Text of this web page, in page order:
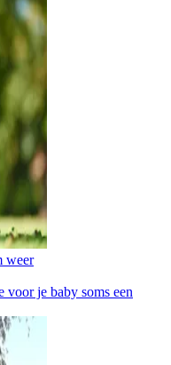
weer
je baby soms een